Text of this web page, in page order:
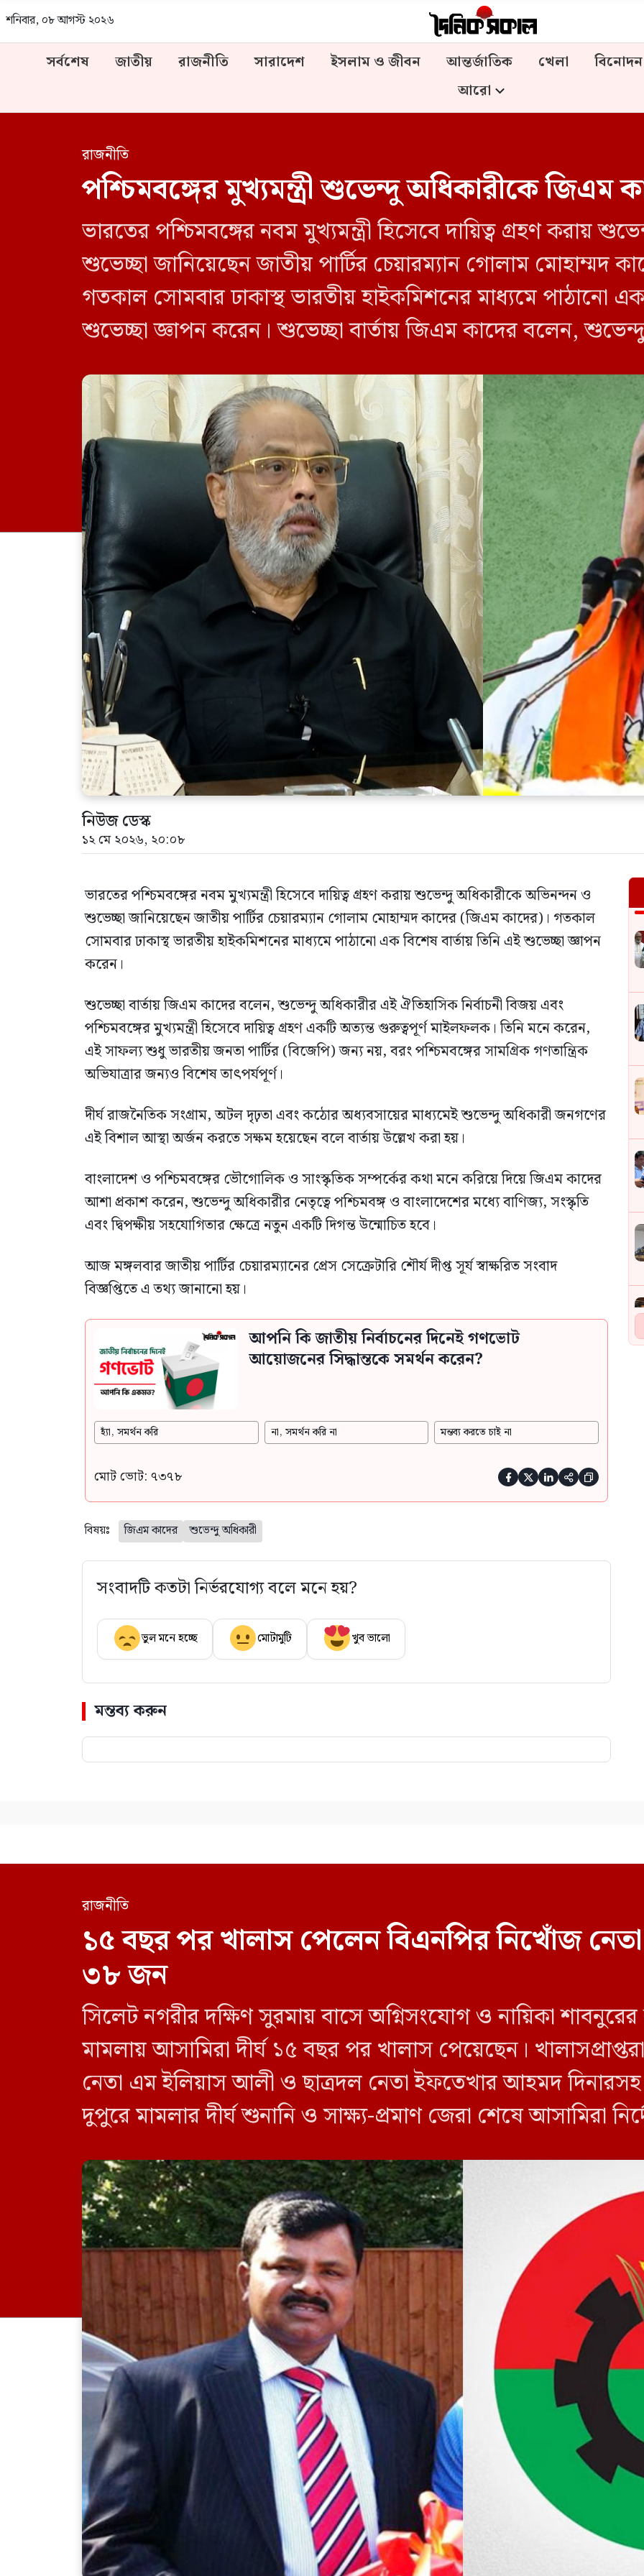
শনিবার, ০৮ আগস্ট ২০২৬
সর্বশেষ জাতীয় রাজনীতি সারাদেশ ইসলাম ও জীবন আন্তর্জাতিক খেলা বিনোদন
আরো
রাজনীতি
পশ্চিমবঙ্গের মুখ্যমন্ত্রী শুভেন্দু অধিকারীকে জিএম
ভারতের পশ্চিমবঙ্গের নবম মুখ্যমন্ত্রী হিসেবে দায়িত্ব গ্রহণ করায়
শুভেচ্ছা জানিয়েছেন জাতীয় পার্টির চেয়ারম্যান গোলাম মোহাম্মদ
গতকাল সোমবার ঢাকাস্থ ভারতীয় হাইকমিশনের মাধ্যমে পাঠানো এক
শুভেচ্ছা জ্ঞাপন করেন। শুভেচ্ছা বার্তায় জিএম কাদের বলেন,
নিউজ ডেস্ক
১২ মে ২০২৬, ২০:০৮
ভারতের পশ্চিমবঙ্গের নবম মুখ্যমন্ত্রী হিসেবে দায়িত্ব গ্রহণ করায় শুভেন্দু অধিকারীকে অভিনন্দন ও
শুভেচ্ছা জানিয়েছেন জাতীয় পার্টির চেয়ারম্যান গোলাম মোহাম্মদ কাদের (জিএম কাদের)। গতকাল
সোমবার ঢাকাস্থ ভারতীয় হাইকমিশনের মাধ্যমে পাঠানো এক বিশেষ বার্তায় তিনি এই শুভেচ্ছা জ্ঞাপন
করেন।
শুভেচ্ছা বার্তায় জিএম কাদের বলেন, শুভেন্দু অধিকারীর এই ঐতিহাসিক নির্বাচনী বিজয় এবং
পশ্চিমবঙ্গের মুখ্যমন্ত্রী হিসেবে দায়িত্ব গ্রহণ একটি অত্যন্ত গুরুত্বপূর্ণ মাইলফলক। তিনি মনে করেন,
এই সাফল্য শুধু ভারতীয় জনতা পার্টির (বিজেপি) জন্য নয়, বরং পশ্চিমবঙ্গের সামগ্রিক গণতান্ত্রিক
অভিযাত্রার জন্যও বিশেষ তাৎপর্যপূর্ণ।
দীর্ঘ রাজনৈতিক সংগ্রাম, অটল দৃঢ়তা এবং কঠোর অধ্যবসায়ের মাধ্যমেই শুভেন্দু অধিকারী জনগণের
এই বিশাল আস্থা অর্জন করতে সক্ষম হয়েছেন বলে বার্তায় উল্লেখ করা হয়।
বাংলাদেশ ও পশ্চিমবঙ্গের ভৌগোলিক ও সাংস্কৃতিক সম্পর্কের কথা মনে করিয়ে দিয়ে জিএম কাদের
আশা প্রকাশ করেন, শুভেন্দু অধিকারীর নেতৃত্বে পশ্চিমবঙ্গ ও বাংলাদেশের মধ্যে বাণিজ্য, সংস্কৃতি
এবং দ্বিপক্ষীয় সহযোগিতার ক্ষেত্রে নতুন একটি দিগন্ত উন্মোচিত হবে।
আজ মঙ্গলবার জাতীয় পার্টির চেয়ারম্যানের প্রেস সেক্রেটারি শৌর্য দীপ্ত সূর্য স্বাক্ষরিত সংবাদ
বিজ্ঞপ্তিতে এ তথ্য জানানো হয়।
আপনি কি জাতীয় নির্বাচনের দিনেই গণভোট
আয়োজনের সিদ্ধান্তকে সমর্থন করেন?
হ্যাঁ, সমর্থন করি না, সমর্থন করি না মন্তব্য করতে চাই না
মোট ভোট: ৭৩৭৮     
বিষয়ঃ জিএম কাদের শুভেন্দু অধিকারী
সংবাদটি কতটা নির্ভরযোগ্য বলে মনে হয়?
ভুল মনে হচ্ছে মোটামুটি খুব ভালো
মন্তব্য করুন
রাজনীতি
১৫ বছর পর খালাস পেলেন বিএনপির নিখোঁজ নেতা
৩৮ জন
সিলেট নগরীর দক্ষিণ সুরমায় বাসে অগ্নিসংযোগ ও নায়িকা
মামলায় আসামিরা দীর্ঘ ১৫ বছর পর খালাস পেয়েছেন।
নেতা এম ইলিয়াস আলী ও ছাত্রদল নেতা ইফতেখার আহমদ
দুপুরে মামলার দীর্ঘ শুনানি ও সাক্ষ্য-প্রমাণ জেরা শেষে আসামিরা